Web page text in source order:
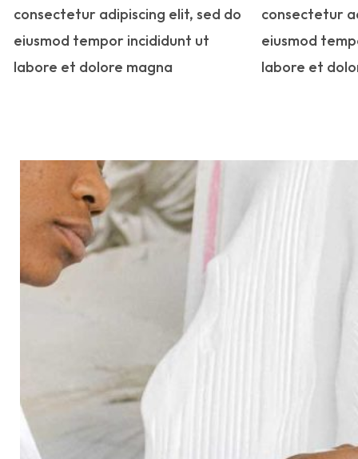
consectetur adipiscing elit, sed do
eiusmod tempor incididunt ut
labore et dolore magna
consectetur
eiusmod
labore et